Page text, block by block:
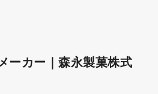
ーカー｜森永製菓株式